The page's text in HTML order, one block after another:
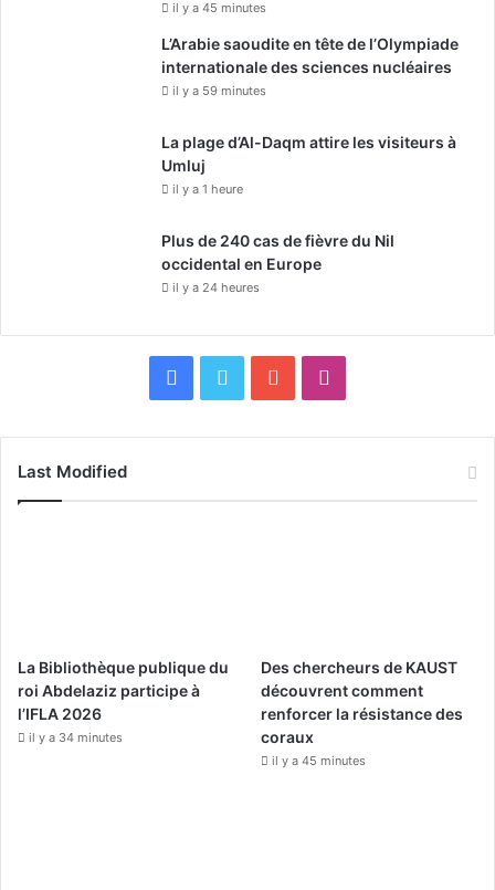
il y a 45 minutes
L’Arabie saoudite en tête de l’Olympiade
internationale des sciences nucléaires
il y a 59 minutes
La plage d’Al-Daqm attire les visiteurs à
Umluj
il y a 1 heure
Plus de 240 cas de fièvre du Nil
occidental en Europe
il y a 24 heures
k
a
Last Modified
La Bibliothèque publique du
roi Abdelaziz participe à
l’IFLA 2026
il y a 34 minutes
Des chercheurs de KAUST
découvrent comment
renforcer la résistance des
coraux
il y a 45 minutes